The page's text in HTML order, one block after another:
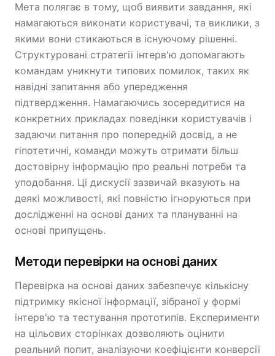
Мета полягає в тому, щоб виявити завдання, які
намагаються виконати користувачі, та виклики, з
якими вони стикаються в існуючому рішенні.
Структуровані стратегії інтерв'ю допомагають
командам уникнути типових помилок, таких як
навідні запитання або упередження
підтвердження. Намагаючись зосередитися на
конкретних прикладах поведінки користувачів і
задаючи питання про попередній досвід, а не
гіпотетичні, команди можуть отримати більш
достовірну інформацію про реальні потреби та
уподобання. Ці дискусії зазвичай вказують на
деякі можливості, які повністю ігноруються при
дослідженні на основі даних та плануванні на
основі припущень.
Методи перевірки на основі даних
Перевірка на основі даних забезпечує кількісну
підтримку якісної інформації, зібраної у формі
інтерв'ю та тестування прототипів. Експерименти
на цільових сторінках дозволяють оцінити
реальний попит, аналізуючи коефіцієнти конверсії